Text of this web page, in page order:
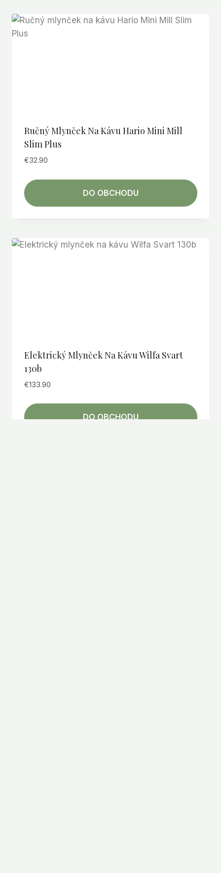
Ručný Mlynček Na Kávu Hario Mini Mill
Slim Plus
€32.90
DO OBCHODU
Elektrický Mlynček Na Kávu Wilfa Svart
130b
€133.90
DO OBCHODU